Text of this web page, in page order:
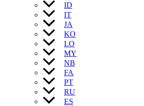
ID
IT
JA
KO
LO
MY
NB
FA
PT
RU
ES